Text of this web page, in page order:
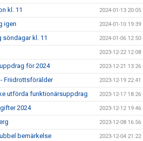
kl. 11 2024-01-13 20:05
igen 2024-01-10 19:39
söndagar kl. 11 2024-01-06 12:50
2023-12-22 12:08
för 2024 2023-12-21 13:26
Friidrottsförälder 2023-12-19 22:41
utförda funktionärsuppdrag 2023-12-17 18:26
2024 2023-12-12 19:46
2023-12-08 16:56
bemärkelse 2023-12-04 21:22